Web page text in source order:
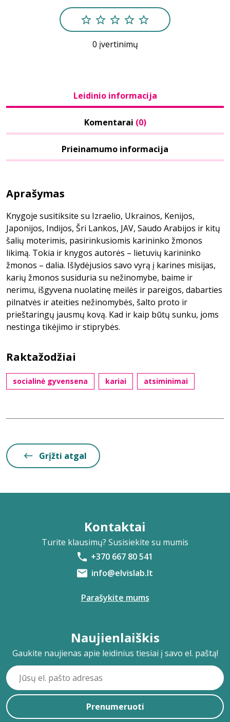
0 įvertinimų
Leidinio informacija
Komentarai (0)
Prieinamumo informacija
Aprašymas
Knygoje susitiksite su Izraelio, Ukrainos, Kenijos,
Japonijos, Indijos, Šri Lankos, JAV, Saudo Arabijos ir kitų
šalių moterimis, pasirinkusiomis karininko žmonos
likimą. Tokia ir knygos autorės – lietuvių karininko
žmonos – dalia. Išlydėjusios savo vyrą į karines misijas,
karių žmonos susiduria su nežinomybe, baime ir
nerimu, išgyvena nuolatinę meilės ir pareigos, dabarties
pilnatvės ir ateities nežinomybės, šalto proto ir
prieštaringų jausmų kovą. Kad ir kaip būtų sunku, joms
nestinga tikėjimo ir stiprybės.
Raktažodžiai
socialinė gyvensena kariai atsiminimai
Grįžti atgal
Kontaktai
Turite klausimų? Susisiekite su mumis
+370 667 80 541
info@elvislab.lt
Parašykite mums
Naujienlaiškis
Gaukite naujienas apie leidinius tiesiai į savo el. paštą!
Prenumeruoti